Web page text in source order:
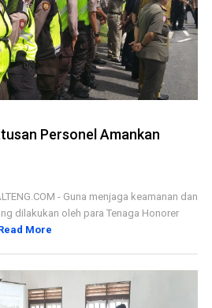
Personel Amankan
- Guna menjaga keamanan dan
dilakukan oleh para Tenaga Honorer
More